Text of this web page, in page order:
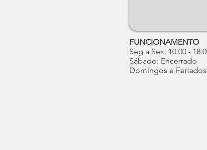
FUNCIONAMENTO
Seg a Sex: 10:00 -
Sábado: Encerrado
Domingos e